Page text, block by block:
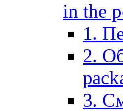
in the
1.
2.
3.